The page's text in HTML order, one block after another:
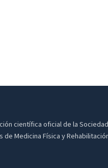
científica oficial de la
de Medicina Física y